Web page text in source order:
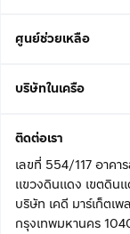
ศูนย์ช่วยเหลือ
บริษัทในเครือ
ติดต่อเรา
เลขที่ 554/117 อาค
แขวงดินแดง เขตดิน
บริษัท เคดี มาร์เก็ตเ
กรุงเทพมหานคร